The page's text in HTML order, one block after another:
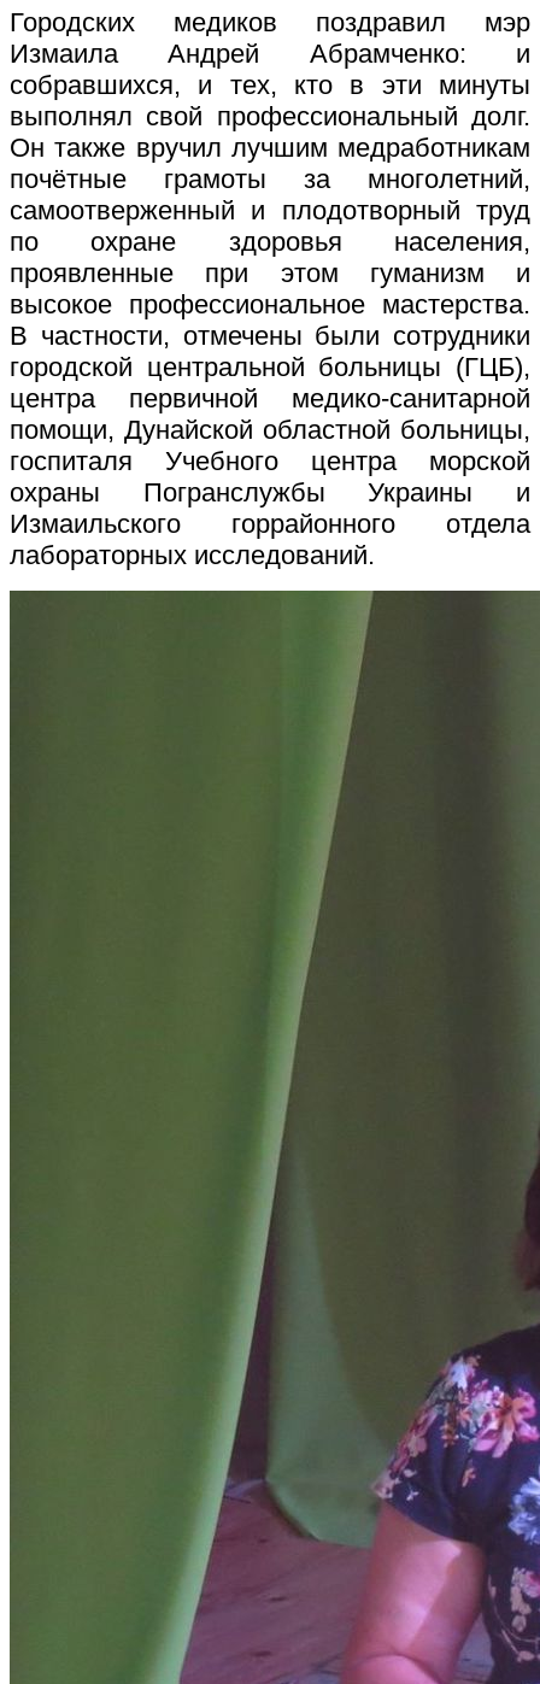
Городских медиков поздравил мэр
Измаила Андрей Абрамченко: и
собравшихся, и тех, кто в эти минуты
выполнял свой профессиональный долг.
Он также вручил лучшим медработникам
почётные грамоты за многолетний,
самоотверженный и плодотворный труд
по охране здоровья населения,
проявленные при этом гуманизм и
высокое профессиональное мастерства.
В частности, отмечены были сотрудники
городской центральной больницы (ГЦБ),
центра первичной медико-санитарной
помощи, Дунайской областной больницы,
госпиталя Учебного центра морской
охраны Погранслужбы Украины и
Измаильского горрайонного отдела
лабораторных исследований.